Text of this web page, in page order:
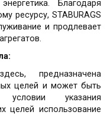
Благодаря
ресурсу, STABURAGS
и продлевает
предназначена
целей и может быть
указания
целей использование